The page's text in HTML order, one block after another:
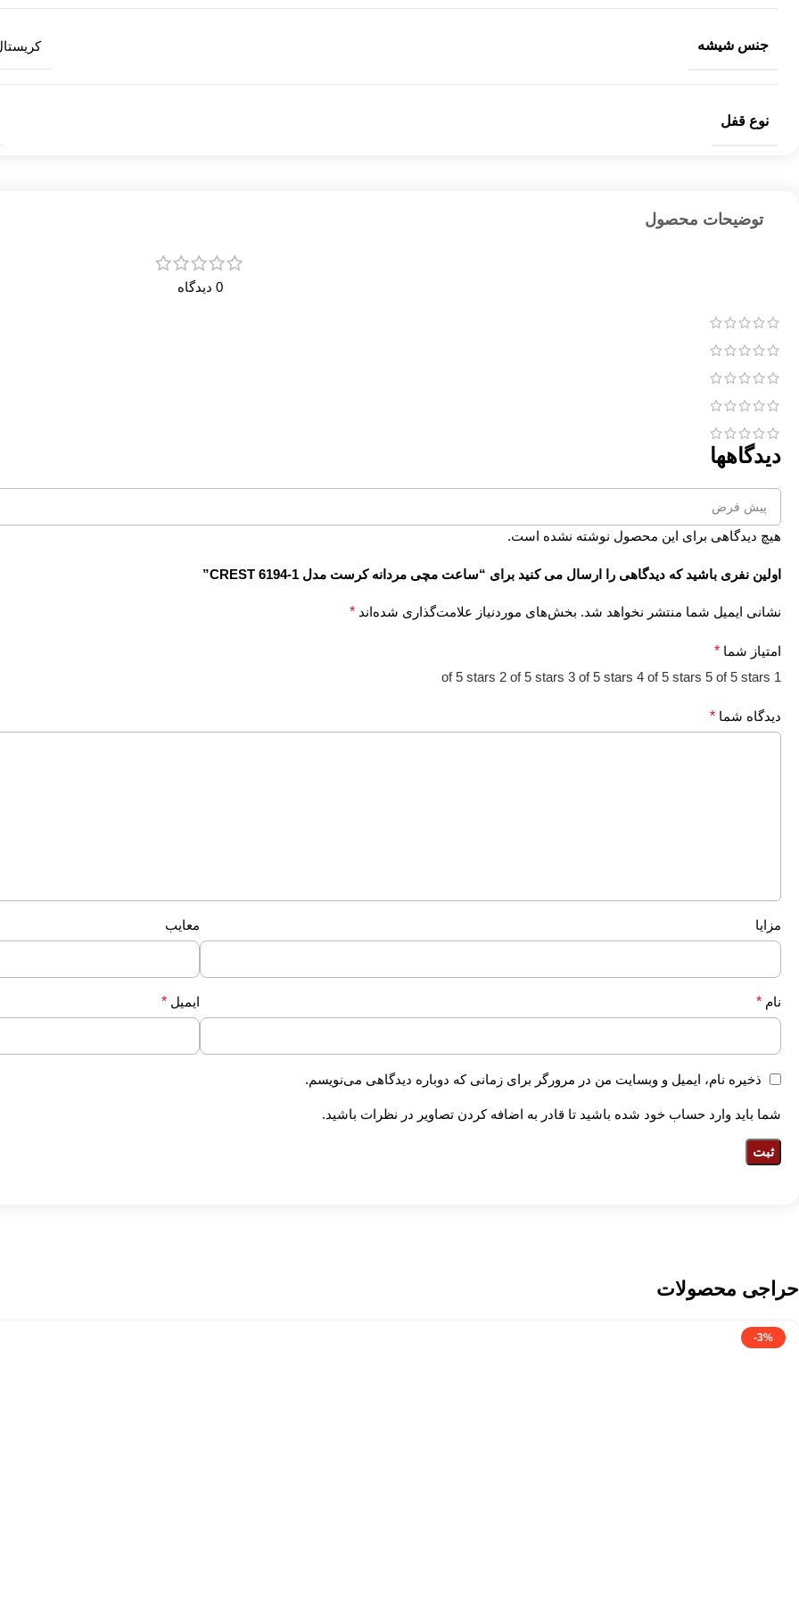
جنس شیشه
نوع قفل
توضیحات محصول
0 دیدگاه
دیدگاهها
هیچ دیدگاهی برای این محصول نوشته نشده است.
اولین نفری باشید که دیدگاهی را ارسال می کنید برای “ساعت مچی مردانه کرست مدل CREST 6194-1”
نشانی ایمیل شما منتشر نخواهد شد. بخش‌های موردنیاز علامت‌گذاری شده‌اند *
امتیاز شما *
1 of 5 stars
2 of 5 stars 3 of 5 stars 4 of 5 stars 5 of 5 stars
دیدگاه شما *
مزایا معایب
نام * ایمیل *
ذخیره نام، ایمیل و وبسایت من در مرورگر برای زمانی که دوباره دیدگاهی می‌نویسم.
شما باید وارد حساب خود شده باشید تا قادر به اضافه کردن تصاویر در نظرات باشید.
حراجی محصولات
-3%